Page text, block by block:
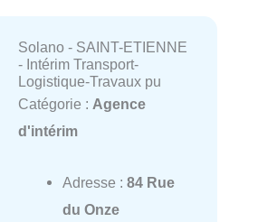
Solano - SAINT-ETIENNE
- Intérim Transport-
Logistique-Travaux pu
Catégorie : Agence
d'intérim
Adresse : 84 Rue
du Onze